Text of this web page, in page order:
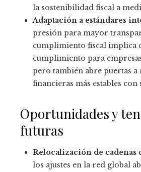
la sostenibilidad fiscal a
Adaptación a estándares
presión para mayor
cumplimiento fiscal implica
cumplimiento para
pero también abre puertas a
financieras más estables con
Oportunidades y
futuras
Relocalización de cadenas
los ajustes en la red global